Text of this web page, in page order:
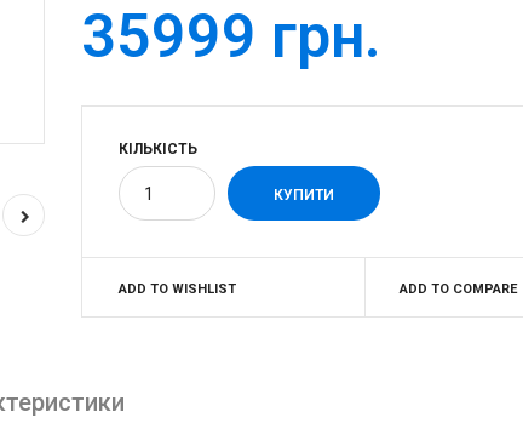
35999 грн.
КІЛЬКІСТЬ
ADD TO WISHLIST ADD TO COMPARE